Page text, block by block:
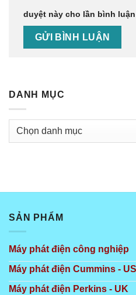
duyệt này cho lần bình
DANH MỤC
Danh
SẢN PHẨM
Máy phát điện công nghiệp
Máy phát điện Cummins -
Máy phát điện Perkins - UK